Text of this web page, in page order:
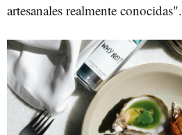
artesanales realmente conocidas".